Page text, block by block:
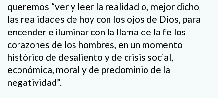
queremos “ver y leer la realidad o, mejor dicho,
las realidades de hoy con los ojos de Dios, para
encender e iluminar con la llama de la fe los
corazones de los hombres, en un momento
histórico de desaliento y de crisis social,
económica, moral y de predominio de la
negatividad”.